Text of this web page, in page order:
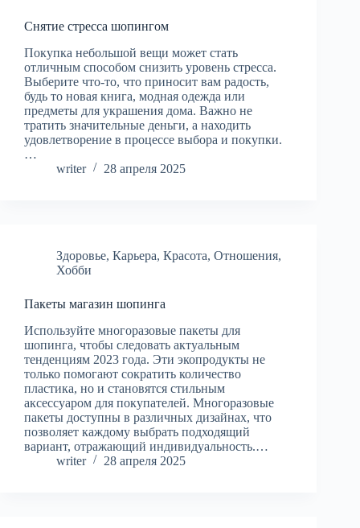
Снятие стресса шопингом
Покупка небольшой вещи может стать
отличным способом снизить уровень стресса.
Выберите что-то, что приносит вам радость,
будь то новая книга, модная одежда или
предметы для украшения дома. Важно не
тратить значительные деньги, а находить
удовлетворение в процессе выбора и покупки.
…
writer
28 апреля 2025
Здоровье, Карьера, Красота, Отношения,
Хобби
Пакеты магазин шопинга
Используйте многоразовые пакеты для
шопинга, чтобы следовать актуальным
тенденциям 2023 года. Эти экопродукты не
только помогают сократить количество
пластика, но и становятся стильным
аксессуаром для покупателей. Многоразовые
пакеты доступны в различных дизайнах, что
позволяет каждому выбрать подходящий
вариант, отражающий индивидуальность.…
writer
28 апреля 2025